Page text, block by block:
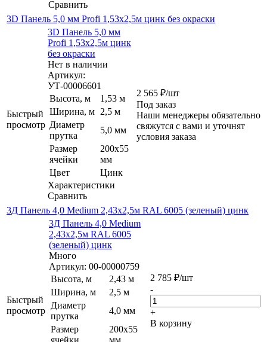
Сравнить
3D Панель 5,0 мм Profi 1,53х2,5м цинк без окраски
Быстрый
просмотр
3D Панель 5,0 мм
Profi 1,53х2,5м цинк
без окраски
Нет в наличии
Артикул:
УТ-00006601
Высота, м
1,53 м
Ширина, м 2,5 м
Диаметр
прутка
5,0 мм
Размер
ячейки
200х55
мм
Цвет
Цинк
Характеристики
Сравнить
2 565 ₽/шт
Под заказ
Наши менеджеры обязательно
свяжутся с вами и уточнят
условия заказа
3Д Панель 4,0 Medium 2,43х2,5м RAL 6005 (зеленый) цинк
Быстрый
просмотр
3Д Панель 4,0 Medium
2,43х2,5м RAL 6005
(зеленый) цинк
Много
Артикул: 00-00000759
Высота, м
2,43 м
Ширина, м
2,5 м
Диаметр
прутка
4,0 мм
Размер
ячейки
200х55
мм
2 785 ₽/шт
-
+
В корзину